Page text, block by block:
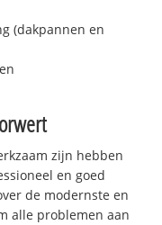
(dakpannen en
zijn hebben
en goed
de modernste en
alle problemen aan